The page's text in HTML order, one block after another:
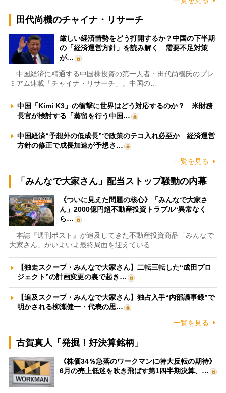
田代尚機のチャイナ・リサーチ
厳しい経済情勢をどう打開するか？中国の下半期
の「経済運営方針」を読み解く 需要不足対策
が…
中国経済に精通する中国株投資の第一人者・田代尚機氏のプレ
ミアム連載「チャイナ・リサーチ」。中国の…
中国「Kimi K3」の衝撃に世界はどう対応するのか？ 米財務
長官が検討する「蒸留を行う中国…
中国経済“予想外の低成長”で政策のテコ入れ必至か 経済運営
方針の修正で成長加速が予想さ…
一覧を見る
「みんなで大家さん」配当ストップ騒動の内幕
《ついに見えた問題の核心》「みんなで大家さ
ん」2000億円超不動産投資トラブル“異常なく
ら…
本誌『週刊ポスト』が追及してきた不動産投資商品「みんなで
大家さん」がいよいよ最終局面を迎えている…
【独走スクープ・みんなで大家さん】二転三転した“成田プロ
ジェクト”の計画変更の裏で起き…
【追及スクープ・みんなで大家さん】独占入手“内部議事録”で
明かされる柳瀬健一・代表の思…
一覧を見る
古賀真人「発掘！好決算銘柄」
《株価34％急落のワークマンに特大反転の期待》
6月の売上低迷を吹き飛ばす第1四半期決算、…